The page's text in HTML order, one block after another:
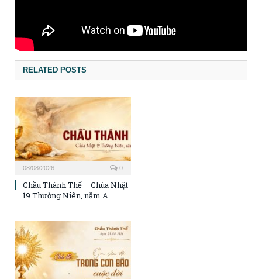
RELATED POSTS
08/08/2026 0
Chầu Thánh Thể – Chúa Nhật
19 Thường Niên, năm A